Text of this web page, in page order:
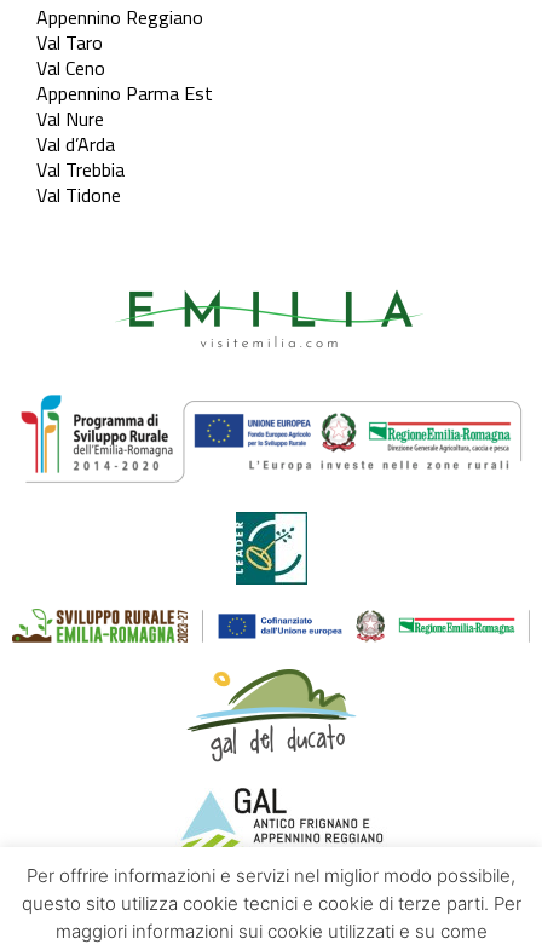
Appennino Reggiano
Val Taro
Val Ceno
Appennino Parma Est
Val Nure
Val d’Arda
Val Trebbia
Val Tidone
Contatti Chi siamo Privacy policy
Per offrire informazioni e servizi nel miglior modo possibile,
questo sito utilizza cookie tecnici e cookie di terze parti. Per
maggiori informazioni sui cookie utilizzati e su come